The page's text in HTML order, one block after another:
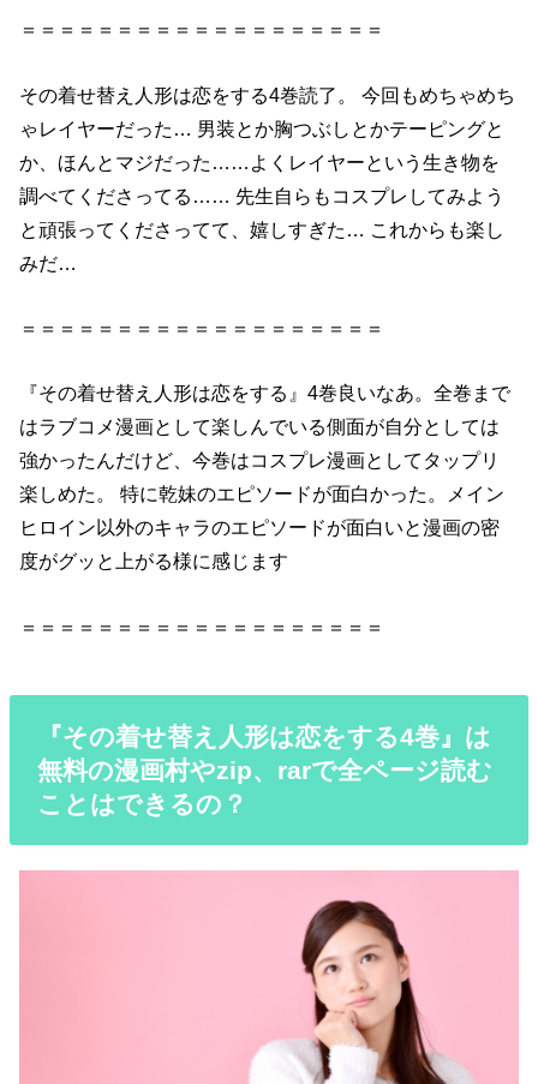
＝＝＝＝＝＝＝＝＝＝＝＝＝＝＝＝＝＝＝
その着せ替え 人形は恋をする4巻読了。 今回もめちゃめち
ゃレイヤーだった… 男装とか胸つぶしとかテーピングと
か、ほんとマジだった……よくレイヤーという生き物を
調べてくださってる…… 先生自らもコスプレしてみよう
と頑張ってくださってて、嬉しすぎた… これからも楽し
みだ…
＝＝＝＝＝＝＝＝＝＝＝＝＝＝＝＝＝＝＝
『その着せ替え 人形は恋をする 』4巻良いなあ。全巻まで
はラブコメ漫画として楽しんでいる側面が自分としては
強かったんだけど、今巻はコスプレ漫画としてタップリ
楽しめた。 特に乾妹のエピソードが面白かった。メイン
ヒロイン以外のキャラのエピソードが面白いと漫画の密
度がグッと上がる様に感じます
＝＝＝＝＝＝＝＝＝＝＝＝＝＝＝＝＝＝＝
『その着せ替え人形は恋をする4巻』は
無料の漫画村やzip、rarで全ページ読む
ことはできるの？